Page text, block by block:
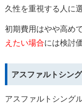
久性を重視する人に
初期費用はやや高めで
えたい場合には検討
アスファルトシン
アスファルトシング